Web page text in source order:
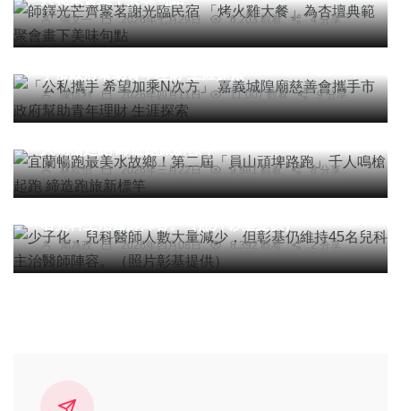
張文一 2026年七月29日 6,203 觀看 4 分享
綜合新聞
「公私攜手 希望加乘N次方」 嘉義城隍廟慈善會攜
陳信利 2026年四月11日 11,007 觀看 9 分享
綜合新聞 健康 旅遊
宜蘭暢跑最美水故鄉！第二屆「員山頑埤路跑」千
林欣怡 2026年三月22日 9,981 觀看 8 分享
社會 宗教 綜合新聞 健康 文教
少子化，兒科醫師人數大量減少，但彰基仍維持45
周為政 2026年四月08日 8,392 觀看 2 分享